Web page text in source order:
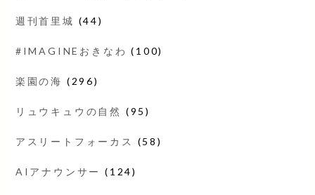
週刊首里城 (44)
#IMAGINEおきなわ (100)
楽園の海 (296)
リュウキュウの自然 (95)
アスリートフォーカス (58)
AIアナウンサー (124)